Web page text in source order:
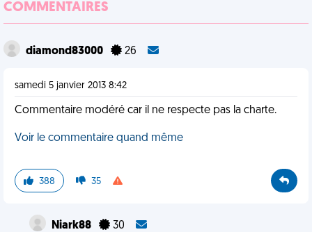
COMMENTAIRES
diamond83000 26
samedi 5 janvier 2013 8:42
Commentaire modéré car il ne respecte pas la charte.
Voir le commentaire quand même
388 35
Niark88 30